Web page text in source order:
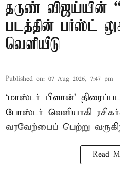
தருண் விஜய்யின்
படத்தின் பர்ஸ்ட்
வெளியீடு
Published on: 07 Aug 2026, 7:47 pm
‘மாஸ்டர் பிளான்’
போஸ்டர் வெளியாகி
வரவேற்பைப் பெற்று
Read